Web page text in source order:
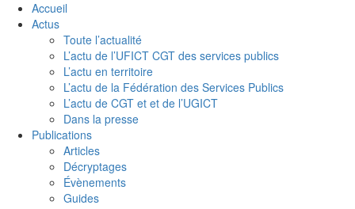
Accueil
Actus
Toute l’actualité
L’actu de l’UFICT CGT des services publics
L’actu en territoire
L’actu de la Fédération des Services Publics
L’actu de CGT et et de l’UGICT
Dans la presse
Publications
Articles
Décryptages
Évènements
Guides